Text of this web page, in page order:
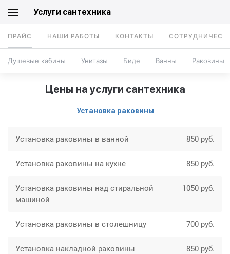
Услуги сантехника
ПРАЙС НАШИ РАБОТЫ КОНТАКТЫ
Душевые кабины Унитазы Биде Ванны Раковины
Цены на услуги сантехника
Установка раковины
Установка раковины в ванной 850 руб.
Установка раковины на кухне 850 руб.
Установка раковины над стиральной
машиной
1050 руб.
Установка раковины в столешницу 700 руб.
Установка накладной раковины 850 руб.